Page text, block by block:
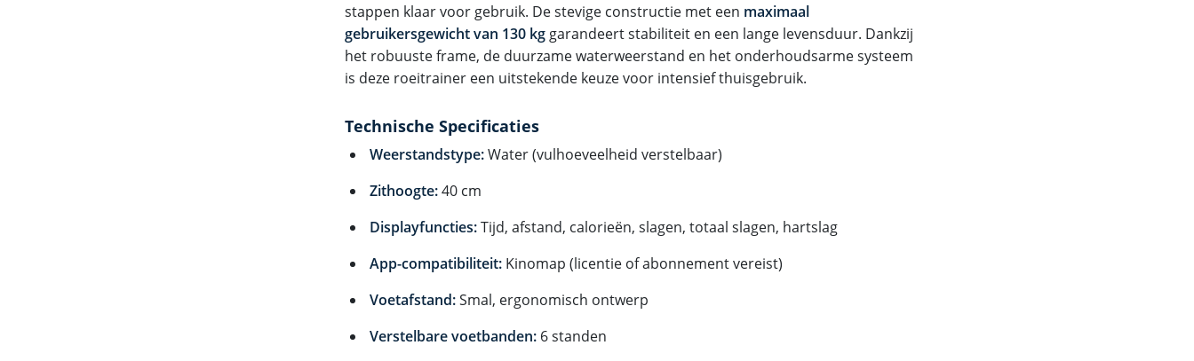
stappen klaar voor gebruik. De stevige constructie met een maximaal
gebruikersgewicht van 130 kg garandeert stabiliteit en een lange levensduur. Dankzij
het robuuste frame, de duurzame waterweerstand en het onderhoudsarme systeem
is deze roeitrainer een uitstekende keuze voor intensief thuisgebruik.
Technische Specificaties
Weerstandstype:Water (vulhoeveelheid verstelbaar)
Zithoogte:40 cm
Displayfuncties:Tijd, afstand, calorieën, slagen, totaal slagen, hartslag
App-compatibiliteit: Kinomap (licentie of abonnement vereist)
Voetafstand:Smal, ergonomisch ontwerp
Verstelbare voetbanden: 6 standen